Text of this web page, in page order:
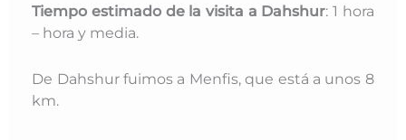
Tiempo estimado de la visita a Dahshur: 1 hora
– hora y media.
De Dahshur fuimos a Menfis, que está a unos 8
km.